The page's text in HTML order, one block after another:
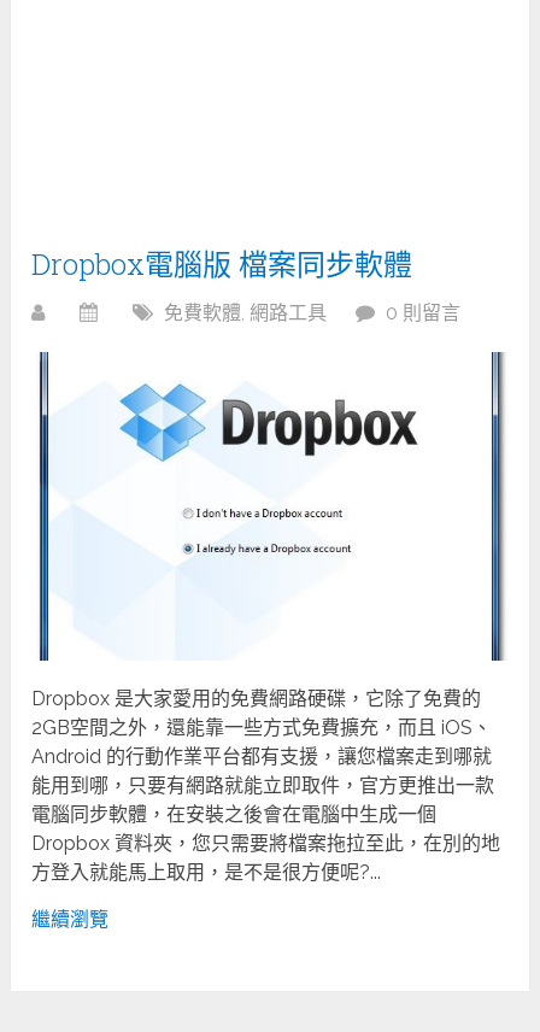
Dropbox電腦版 檔案同步軟體
免費軟體, 網路工具 0 則留言
Dropbox 是大家愛用的免費網路硬碟，它除了免費的
2GB空間之外，還能靠一些方式免費擴充，而且 iOS、
Android 的行動作業平台都有支援，讓您檔案走到哪就
能用到哪，只要有網路就能立即取件，官方更推出一款
電腦同步軟體，在安裝之後會在電腦中生成一個
Dropbox 資料夾，您只需要將檔案拖拉至此，在別的地
方登入就能馬上取用，是不是很方便呢?...
繼續瀏覽